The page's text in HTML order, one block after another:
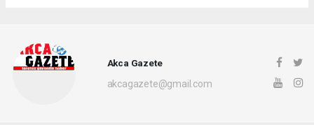
Akca Gazete
akcagazete@gmail.com